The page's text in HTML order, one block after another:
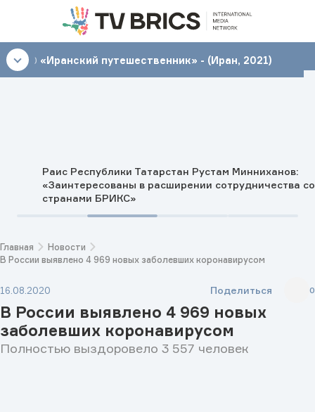
18:00 «Иранский путешественник» - (Иран, 2021)
Раис Республики Татарстан Рустам Минниханов:
«Заинтересованы в расширении сотрудничества со
странами БРИКС»
Главная
Новости
В России выявлено 4 969 новых заболевших коронавирусом
16.08.2020 Поделиться 0
В России выявлено 4 969 новых
заболевших коронавирусом
Полностью выздоровело 3 557 человек